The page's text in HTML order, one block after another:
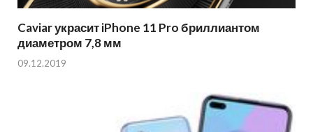
Caviar украсит iPhone 11 Pro бриллиантом
диаметром 7,8 мм
09.12.2019